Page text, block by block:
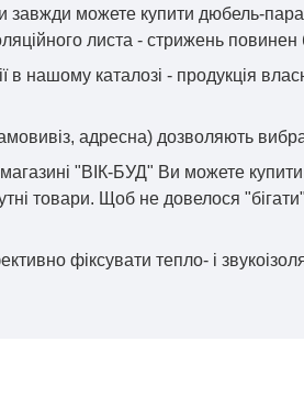
завжди можете купити дюбель-
листа - стрижень
в нашому каталозі - продукція
адресна) дозволяють
"ВІК-БУД" Ви можете купити
товари. Щоб не довелося
фіксувати тепло- і